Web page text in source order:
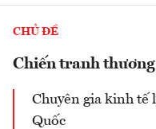
CHỦ ĐỀ
Chiến tranh
Chuyên gia kinh tế
Quốc